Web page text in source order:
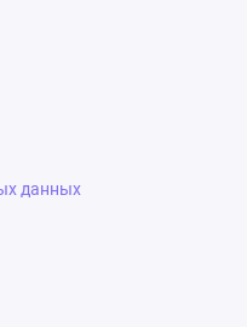
данных